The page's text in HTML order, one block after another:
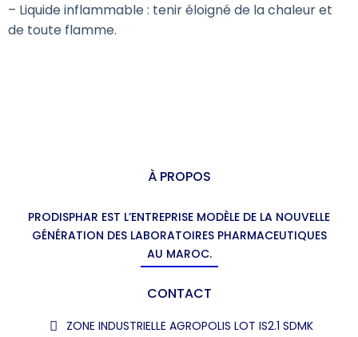
– Liquide inflammable : tenir éloigné de la chaleur et
de toute flamme.
À PROPOS
PRODISPHAR EST L’ENTREPRISE MODÈLE DE LA NOUVELLE
GÉNÉRATION DES LABORATOIRES PHARMACEUTIQUES
AU MAROC.
CONTACT
ZONE INDUSTRIELLE AGROPOLIS LOT IS2.1 SDMK